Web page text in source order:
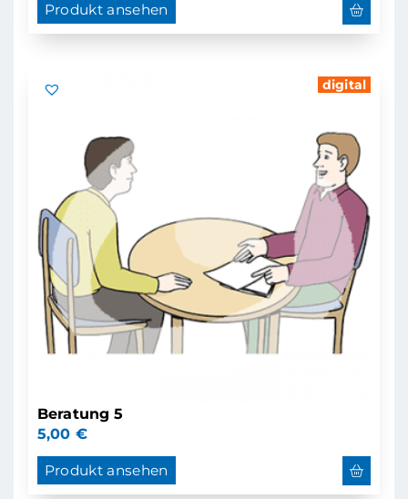
Produkt ansehen
digital
Beratung 5
5,00 €
Produkt ansehen